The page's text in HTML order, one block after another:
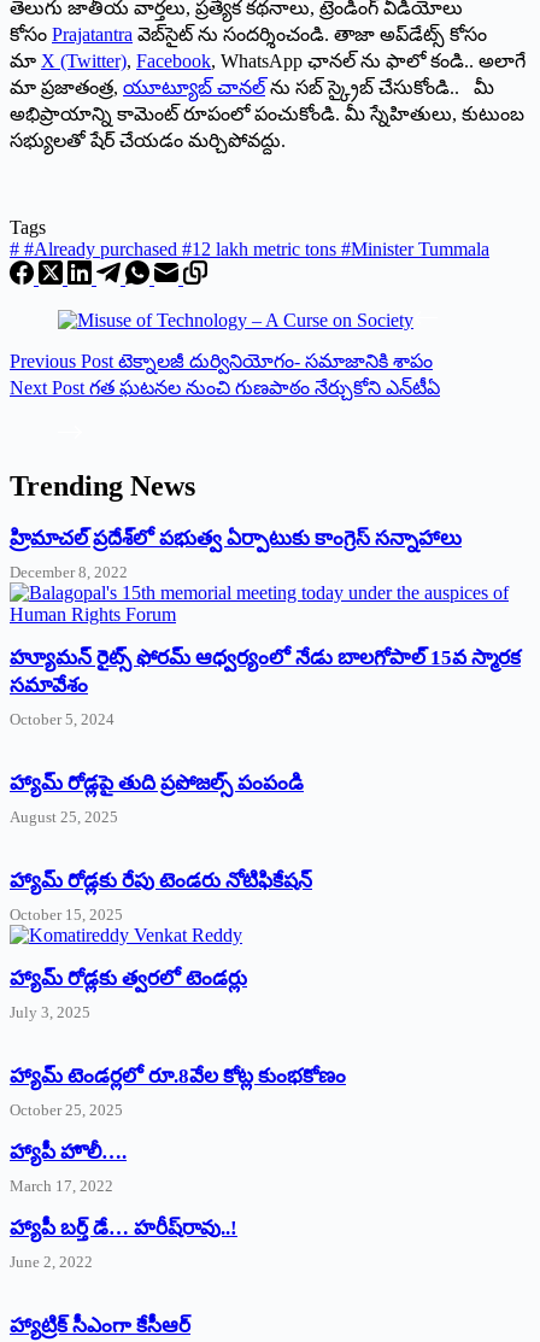
తెలుగు జాతీయ వార్తలు, ప్రత్యేక కథనాలు, ట్రెండింగ్ వీడియోలు
కోసం Prajatantra వెబ్‌సైట్ ను సందర్శించండి. తాజా అప్‌డేట్స్ కోసం
మా X (Twitter), Facebook, WhatsApp ఛానల్ ను ఫాలో కండి.. అలాగే
మా ప్రజాతంత్ర, యూట్యూబ్ చానల్ ను సబ్ స్క్రైబ్ చేసుకోండి.. మీ
అభిప్రాయాన్ని కామెంట్ రూపంలో పంచుకోండి. మీ స్నేహితులు, కుటుంబ
సభ్యులతో షేర్ చేయడం మర్చిపోవద్దు.
Tags
# #Already purchased #12 lakh metric tons #Minister Tummala
Previous Post టెక్నాలజీ దుర్వినియోగం- సమాజానికి శాపం
Next Post గత ఘటనల నుంచి గుణపాఠం నేర్చుకోని ఎన్‌టీఏ
Trending News
‌హ్రిమాచల్‌ ‌ప్రదేశ్‌లో పభుత్వ ఏర్పాటుకు కాంగ్రెస్‌ ‌సన్నాహాలు
December 8, 2022
హ్యూమన్‌ రైట్స్‌ ఫోరమ్‌ ఆధ్వర్యంలో నేడు బాలగోపాల్‌ 15వ స్మారక
సమావేశం
October 5, 2024
హ్యామ్‌ రోడ్లపై తుది ప్రపోజల్స్‌ పంపండి
August 25, 2025
హ్యామ్‌ రోడ్లకు రేపు టెండరు నోటిఫికేషన్‌
October 15, 2025
హ్యామ్‌ రోడ్లకు త్వరలో టెండర్లు
July 3, 2025
హ్యామ్‌ ‌టెండర్లలో రూ.8వేల కోట్ల కుంభకోణం
October 25, 2025
హ్యాపీ హొలీ….
March 17, 2022
హ్యాపీ బర్త్ ‌డే… హరీష్‌రావు..!
June 2, 2022
హ్యాట్రిక్‌ ‌సీఎంగా కేసీఆర్‌